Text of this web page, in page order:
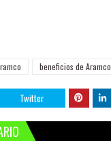
beneficios de Aramco
Twitter